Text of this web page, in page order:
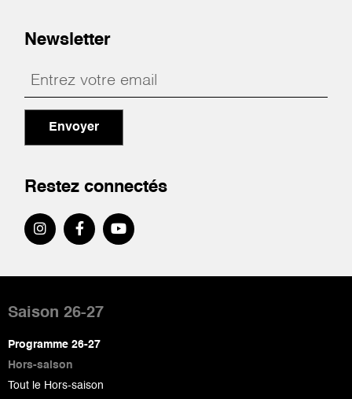
Newsletter
Envoyer
Restez connectés
de
page
Saison 26-27
Programme 26-27
Hors-saison
Tout le Hors-saison